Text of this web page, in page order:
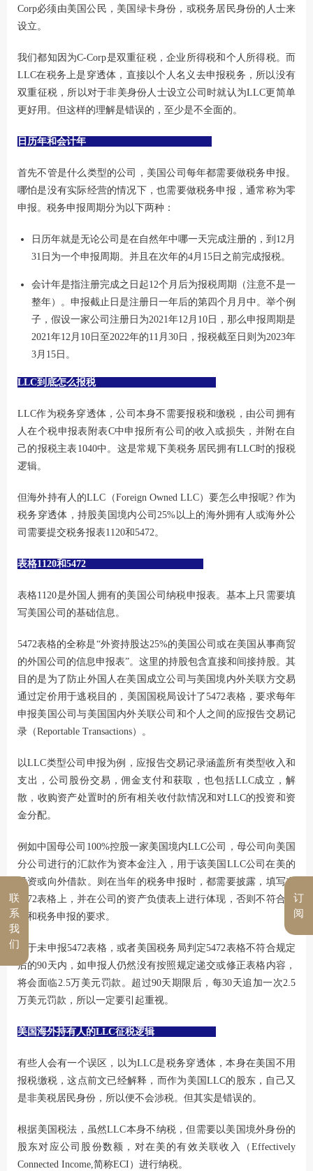
Corp必须由美国公民，美国绿卡身份，或税务居民身份的人士来
设立。
我们都知因为C-Corp是双重征税，企业所得税和个人所得税。而
LLC在税务上是穿透体，直接以个人名义去申报税务，所以没有
双重征税，所以对于非美身份人士设立公司时就认为LLC更简单
更好用。但这样的理解是错误的，至少是不全面的。
日历年和会计年
首先不管是什么类型的公司，美国公司每年都需要做税务申报。
哪怕是没有实际经营的情况下，也需要做税务申报，通常称为零
申报。税务申报周期分为以下两种：
日历年就是无论公司是在自然年中哪一天完成注册的，到12月
31日为一个申报周期。并且在次年的4月15日之前完成报税。
会计年是指注册完成之日起12个月后为报税周期（注意不是一
整年）。申报截止日是注册日一年后的第四个月月中。举个例
子，假设一家公司注册日为2021年12月10日，那么申报周期是
2021年12月10日至2022年的11月30日，报税截至日则为2023年
3月15日。
LLC到底怎么报税
LLC作为税务穿透体，公司本身不需要报税和缴税，由公司拥有
人在个税申报表附表C中申报所有公司的收入或损失，并附在自
己的报税主表1040中。这是常规下美税务居民拥有LLC时的报税
逻辑。
但海外持有人的LLC（Foreign Owned LLC）要怎么申报呢? 作为
税务穿透体，持股美国境内公司25%以上的海外拥有人或海外公
司需要提交税务报表1120和5472。
表格1120和5472
表格1120是外国人拥有的美国公司纳税申报表。基本上只需要填
写美国公司的基础信息。
5472表格的全称是“外资持股达25%的美国公司或在美国从事商贸
的外国公司的信息申报表”。这里的持股包含直接和间接持股。其
目的是为了防止外国人在美国成立公司与美国境内外关联方交易
通过定价用于逃税目的，美国国税局设计了5472表格，要求每年
申报美国公司与美国国内外关联公司和个人之间的应报告交易记
录（Reportable Transactions）。
以LLC类型公司申报为例，应报告交易记录涵盖所有类型收入和
支出，公司股份交易，佣金支付和获取，也包括LLC成立，解
散，收购资产处置时的所有相关收付款情况和对LLC的投资和资
金分配。
例如中国母公司100%控股一家美国境内LLC公司，母公司向美国
分公司进行的汇款作为资本金注入，用于该美国LLC公司在美的
投资或向外借款。则在当年的税务申报时，都需要披露，填写在
5472表格上，并在公司的资产负债表上进行体现，否则不符合财
务和税务申报的要求。
对于未申报5472表格，或者美国税务局判定5472表格不符合规定
后的90天内，如申报人仍然没有按照规定递交或修正表格内容，
将会面临2.5万美元罚款。超过90天期限后，每30天追加一次2.5
万美元罚款，所以一定要引起重视。
美国海外持有人的LLC征税逻辑
有些人会有一个误区，以为LLC是税务穿透体，本身在美国不用
报税缴税，这点前文已经解释，而作为美国LLC的股东，自己又
是非美税居民身份，所以便不会涉税。但其实是错误的。
根据美国税法，虽然LLC本身不纳税，但需要以美国境外身份的
股东对应公司股份数额，对在美的有效关联收入（Effectively
Connected Income,简称ECI）进行纳税。
订
阅
联
系
我
们